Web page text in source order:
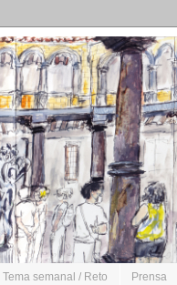
Tema semanal / Reto Prensa